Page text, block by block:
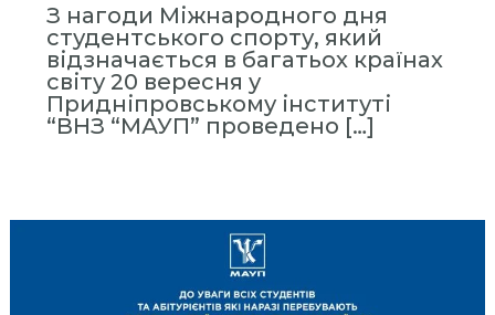
З нагоди Міжнародного дня
студентського спорту, який
відзначається в багатьох країнах
світу 20 вересня у
Придніпровському інституті
“ВНЗ “МАУП” проведено […]